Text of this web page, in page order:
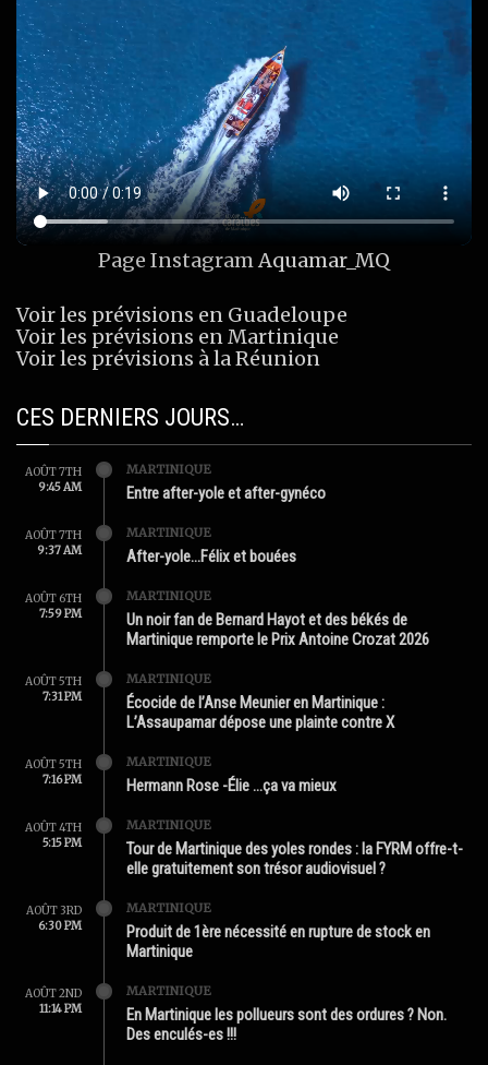
Page InstagramAquamar_MQ
Voir les prévisions en Guadeloupe
Voir les prévisions en Martinique
Voir les prévisions à la Réunion
CES DERNIERS JOURS…
AOÛT 7TH
9:45 AM
MARTINIQUE
Entre after-yole et after-gynéco
AOÛT 7TH
9:37 AM
MARTINIQUE
After-yole…Félix et bouées
AOÛT 6TH
7:59 PM
MARTINIQUE
Un noir fan de Bernard Hayot et des békés de
Martinique remporte le Prix Antoine Crozat 2026
AOÛT 5TH
7:31 PM
MARTINIQUE
Écocide de l’Anse Meunier en Martinique :
L’Assaupamar dépose une plainte contre X
AOÛT 5TH
7:16 PM
MARTINIQUE
Hermann Rose -Élie …ça va mieux
AOÛT 4TH
5:15 PM
MARTINIQUE
Tour de Martinique des yoles rondes : la FYRM offre-t-
elle gratuitement son trésor audiovisuel ?
AOÛT 3RD
6:30 PM
MARTINIQUE
Produit de 1ère nécessité en rupture de stock en
Martinique
AOÛT 2ND
11:14 PM
MARTINIQUE
En Martinique les pollueurs sont des ordures ? Non.
Des enculés-es !!!